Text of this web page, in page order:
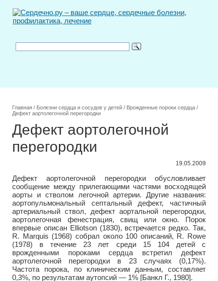
Главная / Болезни сердца и сосудов у детей / Врожденные пороки сердца /
Дефект аортолегочной перегородки
Дефект аортолегочной
перегородки
19.05.2009
Дефект аортолегочной перегородки обусловливает
сообщение между прилегающими частями восходящей
аорты и стволом легочной артерии. Другие названия:
аортопульмональный септальный дефект, частичный
артериальный ствол, дефект аортальной перегородки,
аортолегочная фенестрация, свищ или окно. Порок
впервые описан Elliotson (1830), встречается редко. Так,
R. Marquis (1968) собрал около 100 описаний, R. Rowe
(1978) в течение 23 лет среди 15 104 детей с
врожденными пороками сердца встретил дефект
аортолегочной перегородки в 23 случаях (0,17%).
Частота порока, по клиническим данным, составляет
0,3%, по результатам аутопсий — 1% [Банкл Г., 1980].